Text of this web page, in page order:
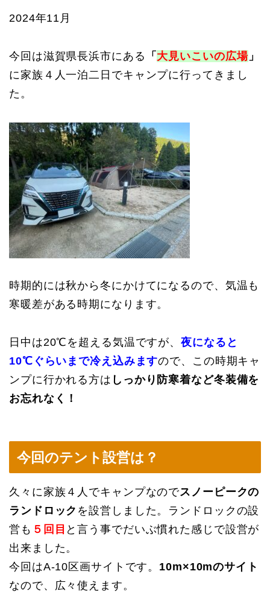
2024年11月
今回は滋賀県長浜市にある 「 大見いこいの広場」
に家族４人一泊二日でキャンプに行ってきまし
た。
時期的には秋から冬にかけてになるので、気温も
寒暖差がある時期になります。
日中は20℃を超える気温ですが、夜になると
10℃ぐらいまで冷え込みますので、この時期キャ
ンプに行かれる方は しっかり防寒着など冬装備を
お忘れなく！
今回のテント設営は？
久々に家族４人でキャンプなのでスノーピークの
ランドロック を設営しました。ランドロックの設
営も ５回目 と言う事でだいぶ慣れた感じで設営が
出来ました。
今回はA-10区画サイトです。 10m×10mのサイト
なので、広々使えます。